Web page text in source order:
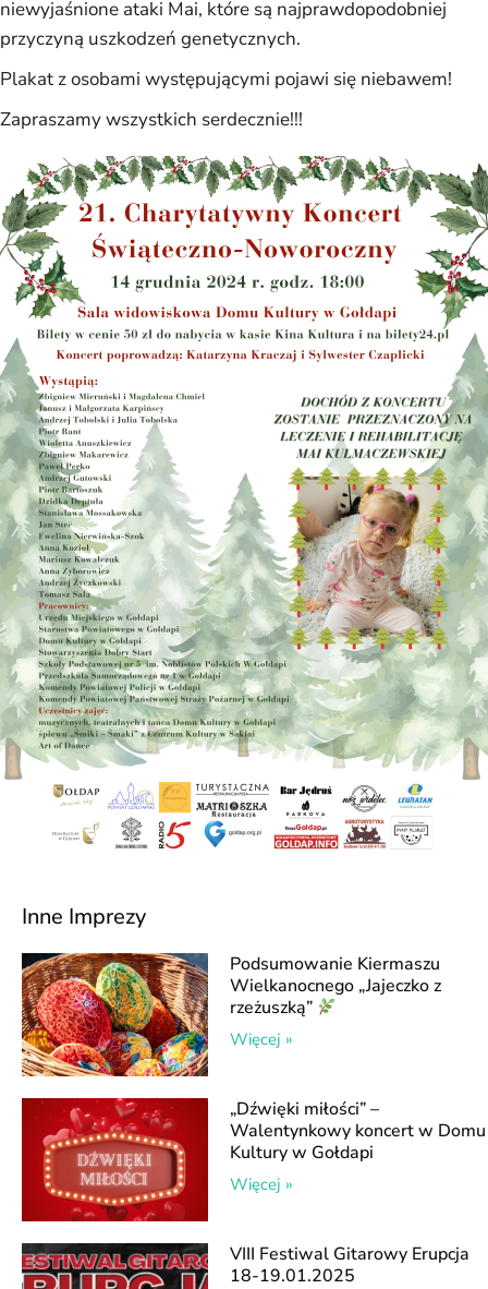
niewyjaśnione ataki Mai, które są najprawdopodobniej
przyczyną uszkodzeń genetycznych.
Plakat z osobami występującymi pojawi się niebawem!
Zapraszamy wszystkich serdecznie!!!
Inne Imprezy
Podsumowanie Kiermaszu
Wielkanocnego „Jajeczko z
rzeżuszką”
Więcej »
„Dźwięki miłości” –
Walentynkowy koncert w Domu
Kultury w Gołdapi
Więcej »
VIII Festiwal Gitarowy Erupcja
18-19.01.2025